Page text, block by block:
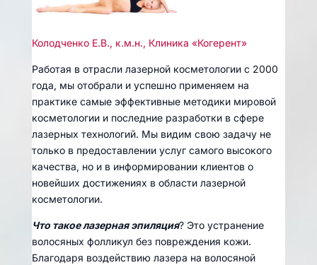
Колодченко Е.В., к.м.н., Клиника «Когерент»
Работая в отрасли лазерной косметологии с 2000
года, мы отобрали и успешно применяем на
практике самые эффективные методики мировой
косметологии и последние разработки в сфере
лазерных технологий. Мы видим свою задачу не
только в предоставлении услуг самого высокого
качества, но и в информировании клиентов о
новейших достижениях в области лазерной
косметологии.
Что такое лазерная эпиляция? Это устранение
волосяных фолликул без повреждения кожи.
Благодаря воздействию лазера на волосяной